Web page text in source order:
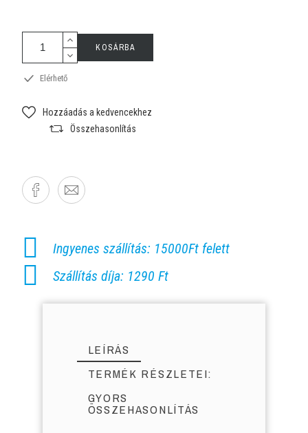
KOSÁRBA
Elérhető
Hozzáadás a kedvencekhez
Összehasonlítás
Ingyenes szállítás: 15000Ft felett
Szállítás díja: 1290 Ft
LEÍRÁS
TERMÉK RÉSZLETEI:
GYORS
ÖSSZEHASONLÍTÁS